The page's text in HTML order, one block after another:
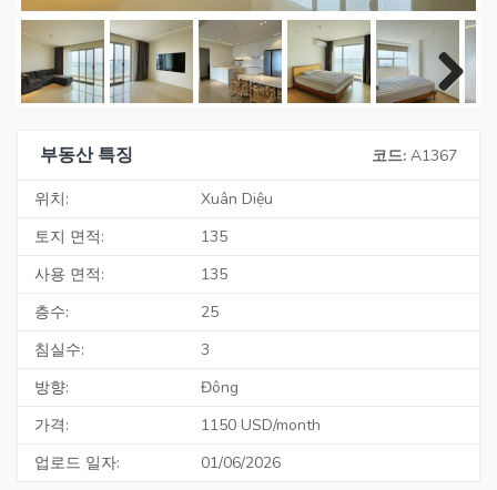
부동산 특징 코드: A1367
위치:
Xuân Diệu
토지 면적:
135
사용 면적:
135
층수:
25
침실수:
3
방향:
Đông
가격:
1150 USD/month
업로드 일자:
01/06/2026